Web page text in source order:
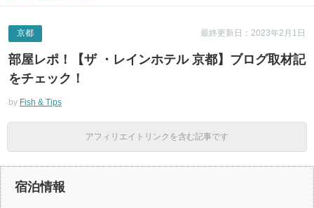
最終更新日：2023年2月1日
京都
部屋レポ！【ザ ・レインホテル 京都】ブログ取材記
をチェック！
by Fish & Tips
アフィリエイトリンクを含む記事です
宿泊情報